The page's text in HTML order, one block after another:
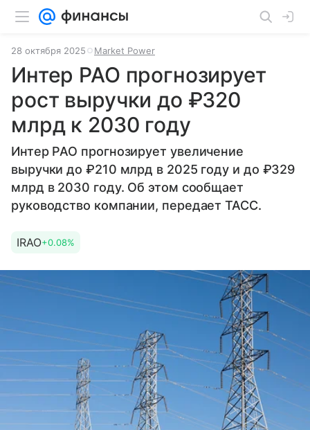
28 октября 2025 Market Power
Интер РАО прогнозирует
рост выручки до ₽320
млрд к 2030 году
Интер РАО прогнозирует увеличение
выручки до ₽210 млрд в 2025 году и до ₽329
млрд в 2030 году. Об этом сообщает
руководство компании, передает ТАСС.
IRAO+0.08%